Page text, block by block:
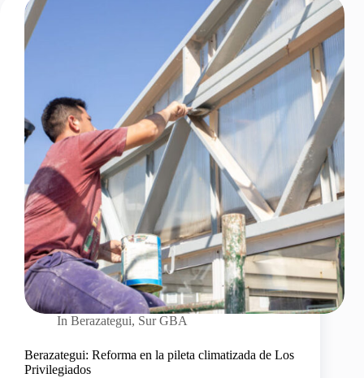
In Berazategui, Sur GBA
Berazategui: Reforma en la pileta climatizada de Los
Privilegiados